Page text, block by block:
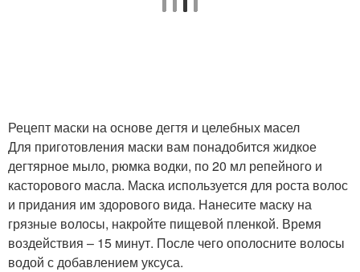
Рецепт маски на основе дегтя и целебных масел
Для приготовления маски вам понадобится жидкое
дегтярное мыло, рюмка водки, по 20 мл репейного и
касторового масла. Маска используется для роста волос
и придания им здорового вида. Нанесите маску на
грязные волосы, накройте пищевой пленкой. Время
воздействия – 15 минут. После чего ополосните волосы
водой с добавлением уксуса.